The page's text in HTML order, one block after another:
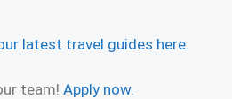
latest travel guides here.
team! Apply now.